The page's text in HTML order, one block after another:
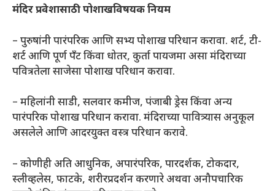
मंदिर प्रवेशासाठी पोशाखविषयक नियम
– पुरुषांनी पारंपरिक आणि सभ्य पोशाख परिधान करावा. शर्ट, टी-
शर्ट आणि पूर्ण पँट किंवा धोतर, कुर्ता पायजमा असा मंदिराच्या
पवित्रतेला साजेसा पोशाख परिधान करावा.
– महिलांनी साडी, सलवार कमीज, पंजाबी ड्रेस किंवा अन्य
पारंपरिक पोशाख परिधान करावा. मंदिराच्या पावित्र्यास अनुकूल
असलेले आणि आदरयुक्त वस्त्र परिधान करावे.
– कोणीही अति आधुनिक, अपारंपरिक, पारदर्शक, टोकदार,
स्लीव्हलेस, फाटके, शरीरप्रदर्शन करणारे अथवा अनौपचारिक